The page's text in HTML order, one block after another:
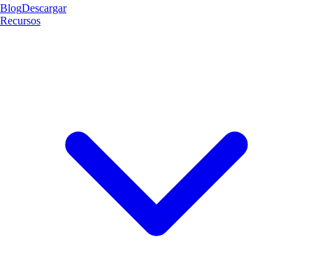
BlogDescargar
Recursos